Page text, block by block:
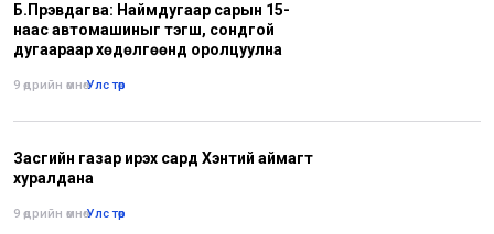
Б.Пүрэвдагва: Наймдугаар сарын 15-
наас автомашиныг тэгш, сондгой
дугаараар хөдөлгөөнд оролцуулна
9 өдрийн өмнө•Улс төр
Засгийн газар ирэх сард Хэнтий аймагт
хуралдана
9 өдрийн өмнө•Улс төр